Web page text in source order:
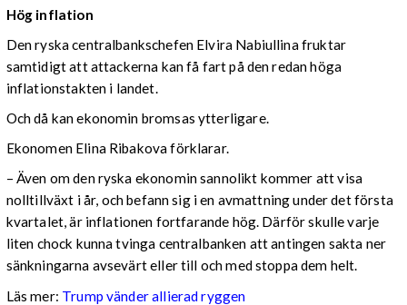
Hög inflation
Den ryska centralbankschefen Elvira Nabiullina fruktar
samtidigt att attackerna kan få fart på den redan höga
inflationstakten i landet.
Och då kan ekonomin bromsas ytterligare.
Ekonomen Elina Ribakova förklarar.
– Även om den ryska ekonomin sannolikt kommer att visa
nolltillväxt i år, och befann sig i en avmattning under det första
kvartalet, är inflationen fortfarande hög. Därför skulle varje
liten chock kunna tvinga centralbanken att antingen sakta ner
sänkningarna avsevärt eller till och med stoppa dem helt.
Läs mer: Trump vänder allierad ryggen